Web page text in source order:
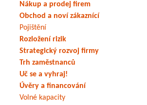
Nákup a prodej firem
Obchod a noví zákaznící
Pojištění
Rozložení rizik
Strategický rozvoj firmy
Trh zaměstnanců
Uč se a vyhraj!
Úvěry a financování
Volné kapacity